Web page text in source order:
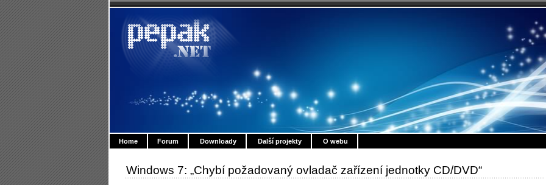
Home Forum Downloady Další projekty O webu
Windows 7: „Chybí požadovaný ovladač zařízení jednotky CD/DVD“